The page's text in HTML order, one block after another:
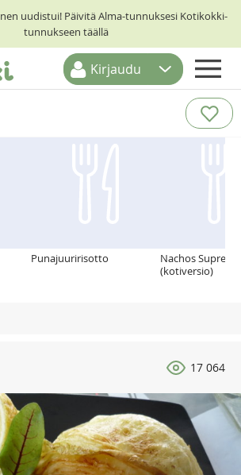
uudistui! Päivitä Alma-tunnuksesi Kotikokki-
tunnukseen täällä
Kirjaudu
Punajuuririsotto
Nachos
(kotiversio)
17 064